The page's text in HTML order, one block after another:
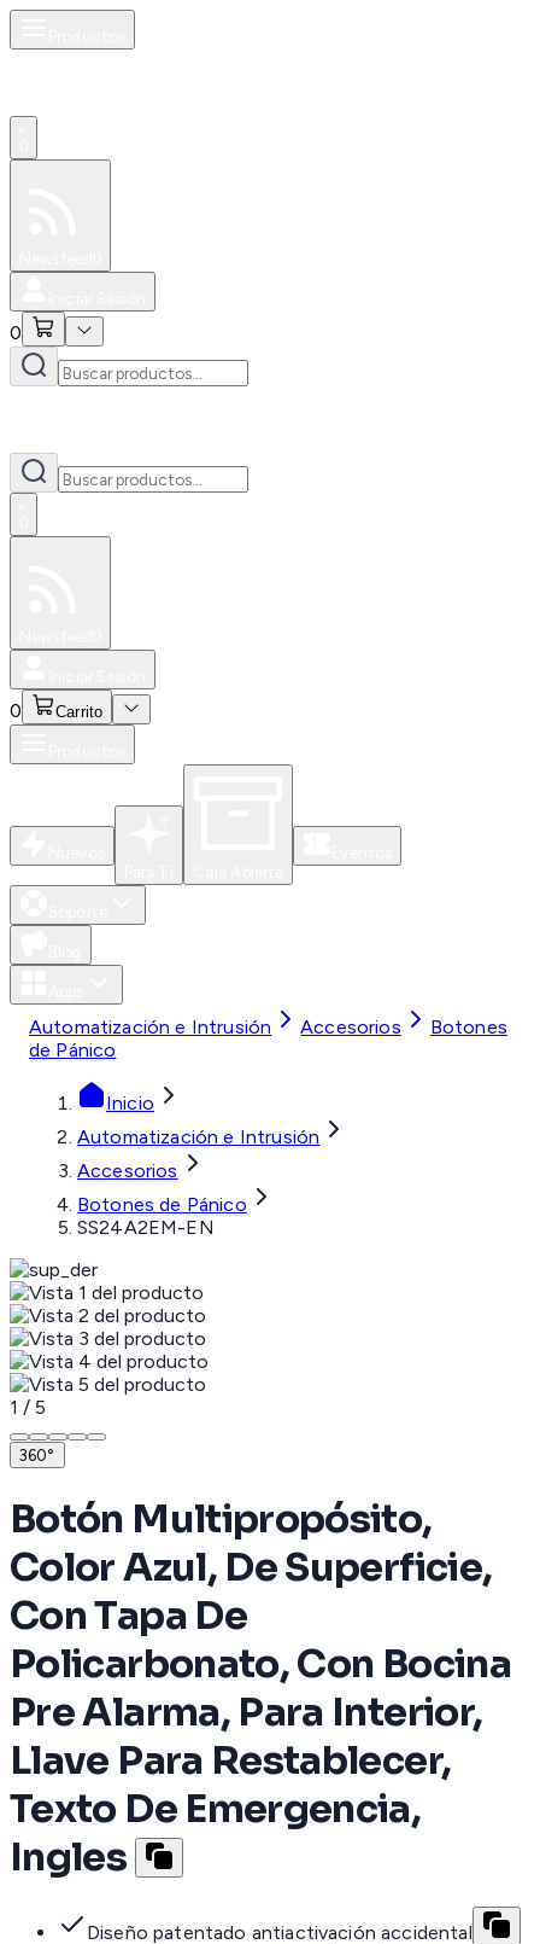
0
0 Carrito
Automatización e Intrusión Accesorios
Botones
de Pánico
Inicio
Automatización e Intrusión
Accesorios
Botones de Pánico
SS24A2EM-EN
1 / 5
360°
Botón Multipropósito,
Color Azul, De Superficie,
Con Tapa De
Policarbonato, Con Bocina
Pre Alarma, Para Interior,
Llave Para Restablecer,
Texto De Emergencia,
Ingles
Diseño patentado antiactivación accidental